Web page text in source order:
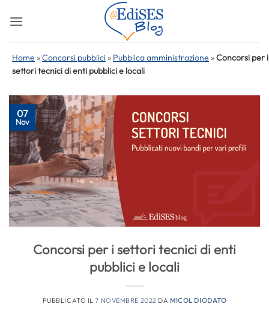
Home »Concorsi pubblici » Pubblica amministrazione »Concorsi per i
settori tecnici di enti pubblici e locali
07
Nov
Concorsi per i settori tecnici di enti
pubblici e locali
PUBBLICATO IL7 NOVEMBRE 2022 DA MICOL DIODATO